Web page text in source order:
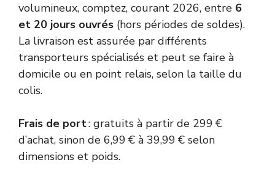
volumineux, comptez, courant 2026, entre 6
et 20 jours ouvrés (hors périodes de soldes).
La livraison est assurée par différents
transporteurs spécialisés et peut se faire à
domicile ou en point relais, selon la taille du
colis.
Frais de port: gratuits à partir de 299 €
d’achat, sinon de 6,99 € à 39,99 € selon
dimensions et poids.